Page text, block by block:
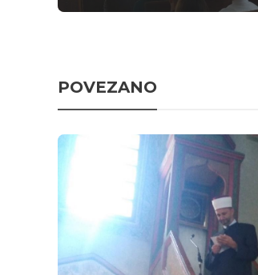
POVEZANO